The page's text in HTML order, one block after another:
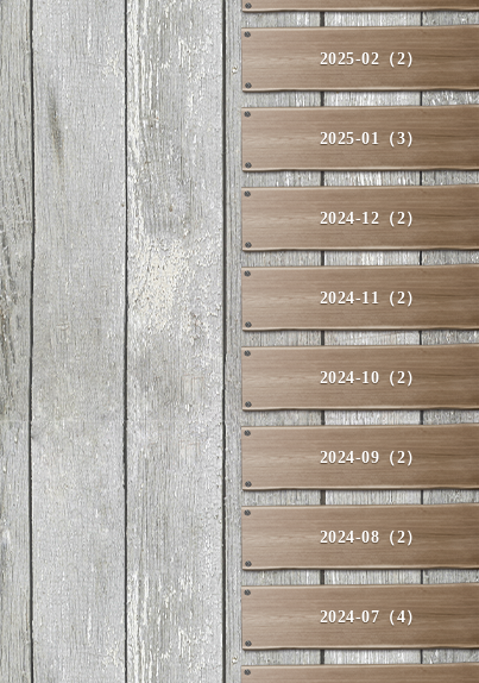
2025-02（2）
2025-01（3）
2024-12（2）
2024-11（2）
2024-10（2）
2024-09（2）
2024-08（2）
2024-07（4）